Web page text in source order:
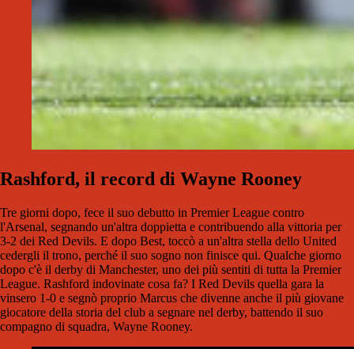
Rashford, il record di Wayne Rooney
Tre giorni dopo, fece il suo debutto in Premier League contro
l'Arsenal, segnando un'altra doppietta e contribuendo alla vittoria per
3-2 dei Red Devils. E dopo Best, toccò a un'altra stella dello United
cedergli il trono, perché il suo sogno non finisce qui. Qualche giorno
dopo c'è il derby di Manchester, uno dei più sentiti di tutta la Premier
League. Rashford indovinate cosa fa? I Red Devils quella gara la
vinsero 1-0 e segnò proprio Marcus che divenne anche il più giovane
giocatore della storia del club a segnare nel derby, battendo il suo
compagno di squadra, Wayne Rooney.